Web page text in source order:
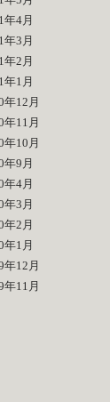
年4月
年3月
年2月
年1月
年12月
年11月
年10月
年9月
年4月
年3月
年2月
年1月
年12月
年11月